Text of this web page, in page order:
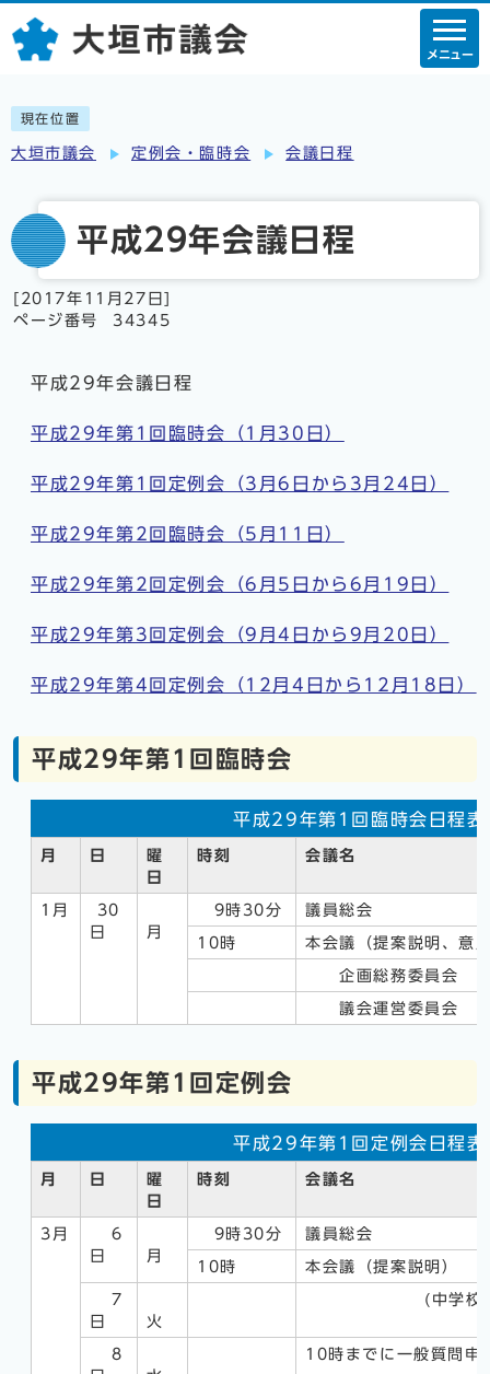
メニュー
現在位置
大垣市議会 定例会・臨時会 会議日程
平成29年会議日程
2017年11月27日
ページ番号 34345
平成29年会議日程
平成29年第1回臨時会（1月30日）
平成29年第1回定例会（3月6日から3月24日）
平成29年第2回臨時会（5月11日）
平成29年第2回定例会（6月5日から6月19日）
平成29年第3回定例会（9月4日から9月20日）
平成29年第4回定例会（12月4日から12月18日）
平成29年第1回臨時会
平成29年第1回臨時会日程表
月 日
曜
日
時刻 会議名
1月
30
日
月
9時30分 議員総会
10時 本会議（提案説明、意
企画総務委員会
議会運営委員会
平成29年第1回定例会
平成29年第1回定例会日程表
月 日
曜
日
時刻 会議名
3月
6
日
月
9時30分 議員総会
10時 本会議（提案説明）
7
日
火
(中学校卒業
8
10時までに一般質問申